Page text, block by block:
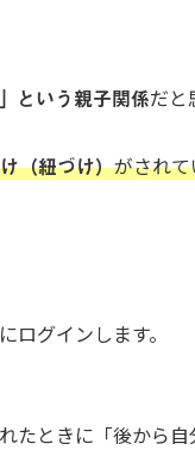
という親子関係だと
（紐づけ）がされ
グインします。
たときに「後から